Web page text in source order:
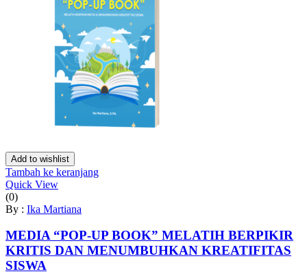
Add to wishlist
Tambah ke keranjang
Quick View
(0)
By : Ika Martiana
MEDIA “POP-UP BOOK” MELATIH BERPIKIR
KRITIS DAN MENUMBUHKAN KREATIFITAS
SISWA